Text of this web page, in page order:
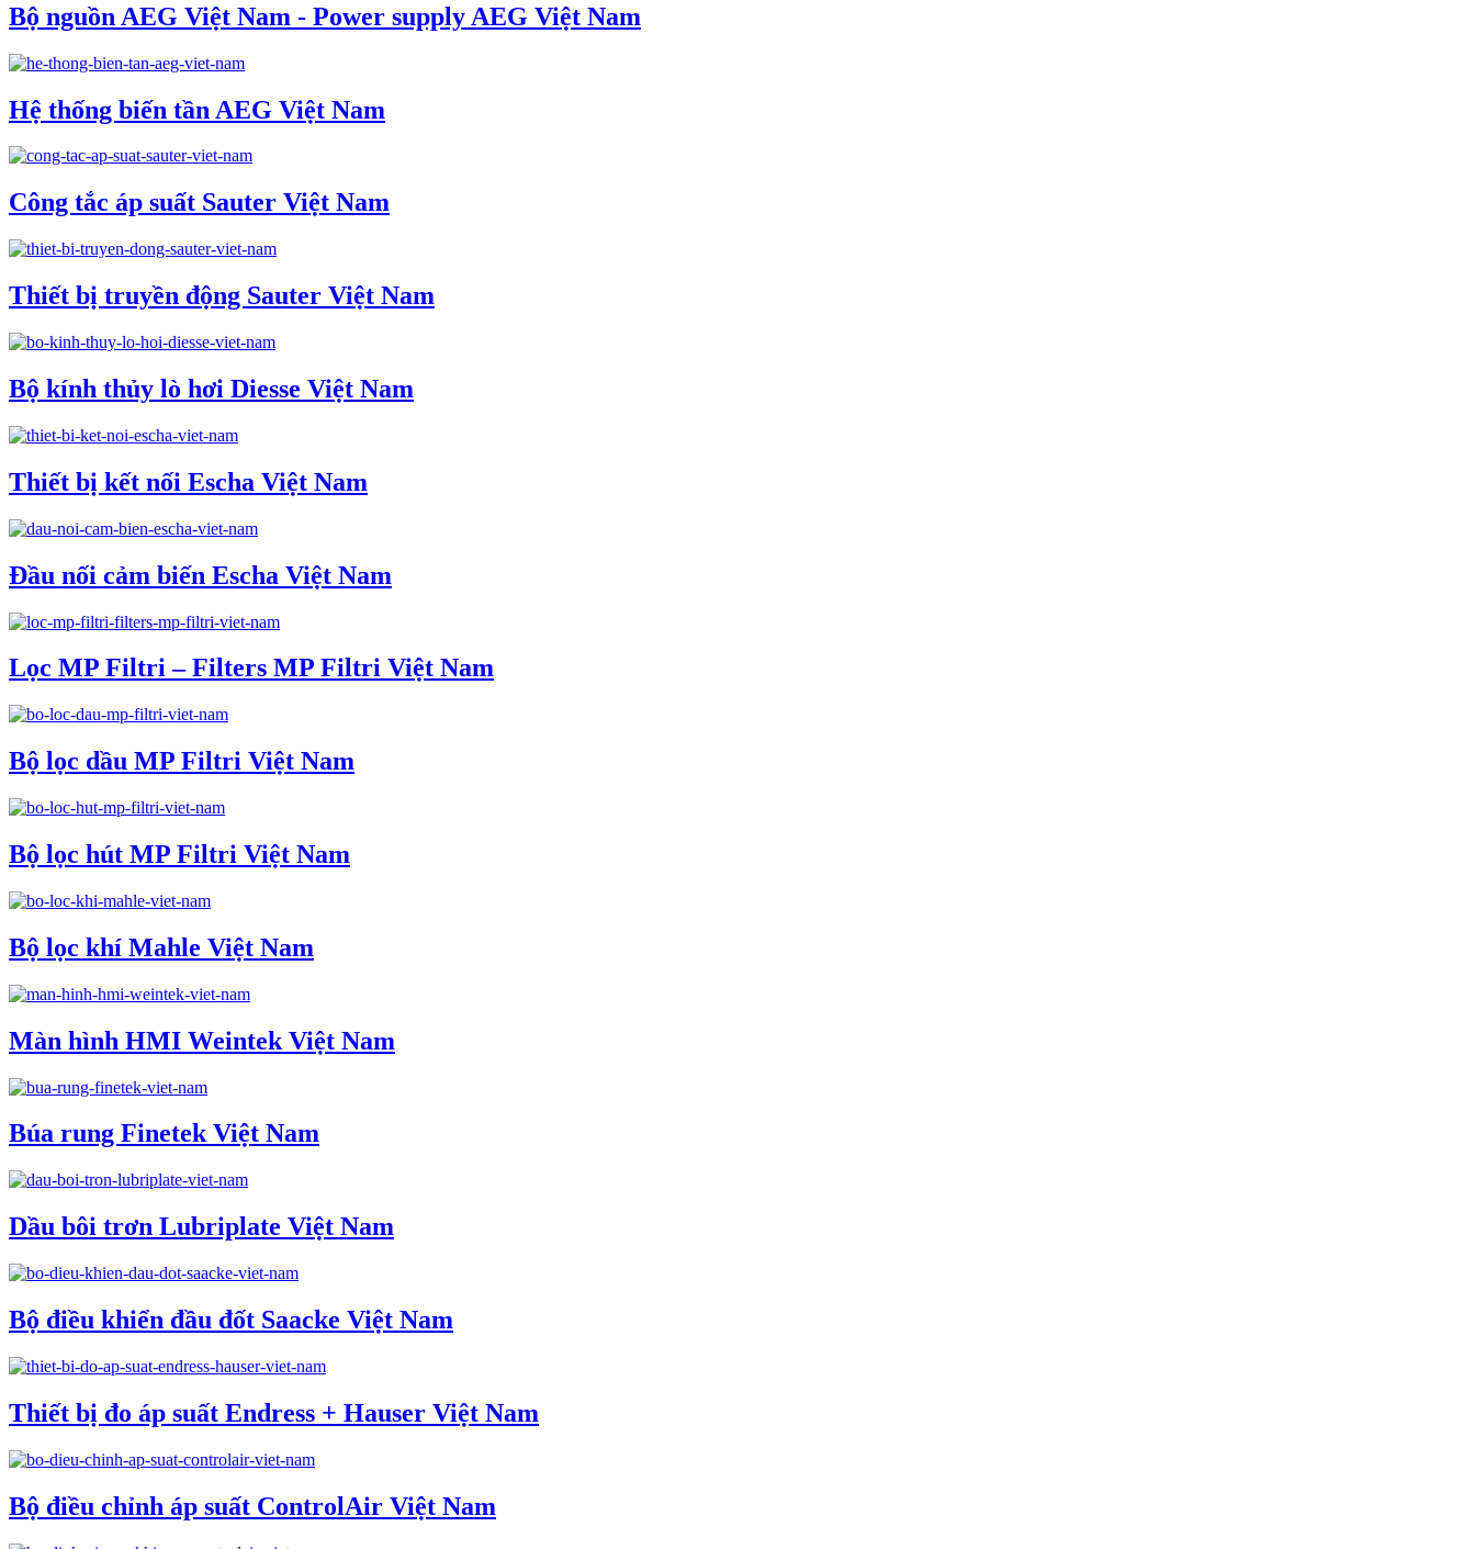
Bộ nguồn AEG Việt Nam - Power supply AEG Việt Nam
Hệ thống biến tần AEG Việt Nam
Công tắc áp suất Sauter Việt Nam
Thiết bị truyền động Sauter Việt Nam
Bộ kính thủy lò hơi Diesse Việt Nam
Thiết bị kết nối Escha Việt Nam
Đầu nối cảm biến Escha Việt Nam
Lọc MP Filtri – Filters MP Filtri Việt Nam
Bộ lọc dầu MP Filtri Việt Nam
Bộ lọc hút MP Filtri Việt Nam
Bộ lọc khí Mahle Việt Nam
Màn hình HMI Weintek Việt Nam
Búa rung Finetek Việt Nam
Dầu bôi trơn Lubriplate Việt Nam
Bộ điều khiển đầu đốt Saacke Việt Nam
Thiết bị đo áp suất Endress + Hauser Việt Nam
Bộ điều chỉnh áp suất ControlAir Việt Nam